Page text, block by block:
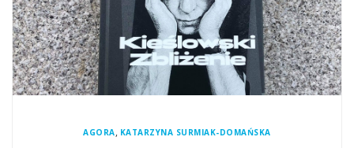
AGORA, KATARZYNA SURMIAK-DOMAŃSKA